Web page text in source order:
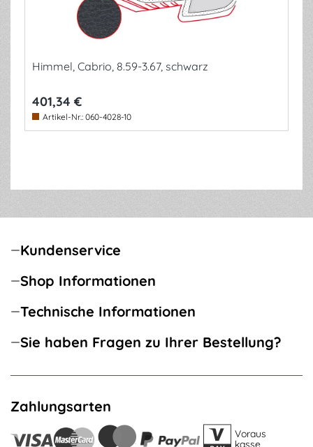
Himmel, Cabrio, 8.59-3.67, schwarz
401,34 €
Artikel-Nr.: 060-4028-10
Kundenservice
Shop Informationen
Technische Informationen
Sie haben Fragen zu Ihrer Bestellung?
Zahlungsarten
Voraus
kasse